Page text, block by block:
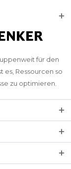
für den
es, Ressourcen so
zu optimieren.